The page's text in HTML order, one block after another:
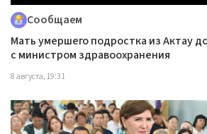
Сообщаем
Мать умершего подростка из Актау
с министром здравоохранения
8 августа, 19:31